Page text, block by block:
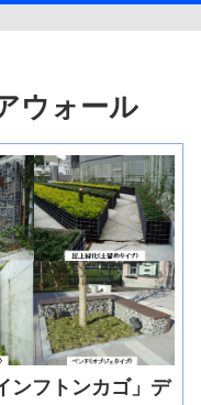
ウォール
ンフトンカゴ」デ